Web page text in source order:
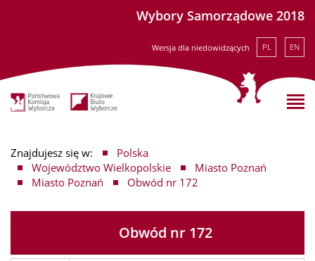
Wybory Samorządowe 2018
Wersja dla niedowidzących PL EN
Znajdujesz się w:
Polska
Województwo Wielkopolskie
Miasto Poznań
Miasto Poznań
Obwód nr 172
Obwód nr 172